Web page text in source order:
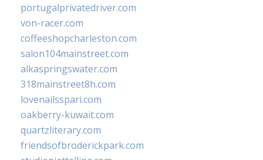
portugalprivatedriver.com
von-racer.com
coffeeshopcharleston.com
salon104mainstreet.com
alkaspringswater.com
318mainstreet8h.com
lovenailsspari.com
oakberry-kuwait.com
quartzliterary.com
friendsofbroderickpark.com